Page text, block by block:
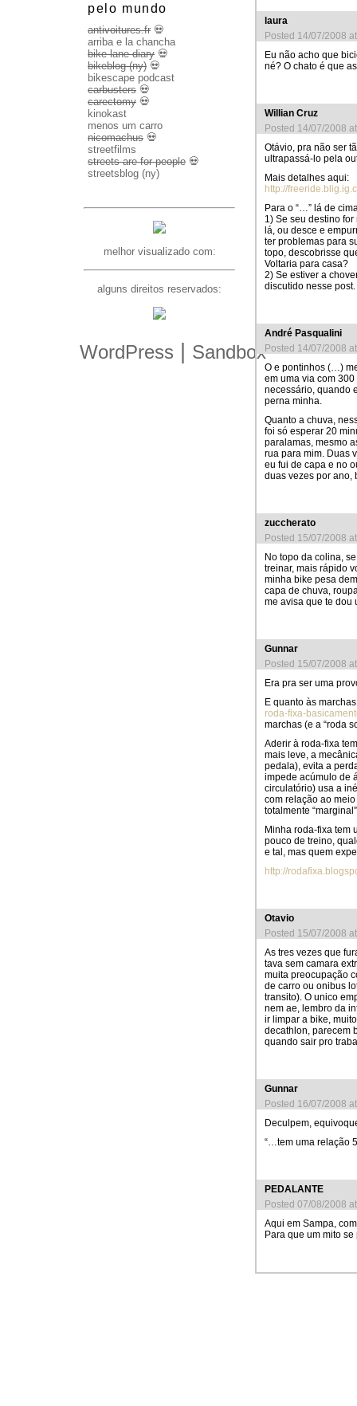
laura
Posted 14/07/2008
Eu não acho que
né? O chato é que
Willian Cruz
Posted 14/07/2008
Otávio, pra não ser
ultrapassá-lo pela
Mais detalhes aqui:
http://
Para o “…” lá de
1) Se seu destino
lá, ou desce e
ter problemas para
topo, descobrisse
Voltaria para casa?
2) Se estiver a
discutido nesse post.
André Pasqualini
Posted 14/07/2008
O e pontinhos (…)
em uma via com
necessário, quando
perna minha.
Quanto a chuva,
foi só esperar 20
paralamas, mesmo
rua para mim. Duas
eu fui de capa e no
duas vezes por ano,
zuccherato
Posted 15/07/2008
No topo da colina,
treinar, mais rápido
minha bike pesa
capa de chuva,
me avisa que te dou
Gunnar
Posted 15/07/2008
Era pra ser uma
E quanto às
roda-fixa-
marchas (e a “roda
Aderir à roda-fixa
mais leve, a
pedala), evita a
impede acúmulo de
circulatório) usa a
com relação ao
totalmente
Minha roda-fixa tem
pouco de treino,
e tal, mas quem
http://
Otavio
Posted 15/07/2008
As tres vezes que
tava sem camara
muita preocupação
de carro ou onibus
transito). O unico
nem ae, lembro da
ir limpar a bike,
decathlon, parecem
quando sair pro
Gunnar
Posted 16/07/2008
Deculpem,
“…tem uma relação
PEDALANTE
Posted 07/08/2008
Aqui em Sampa,
Para que um mito
pelo mundo
antivoitures.fr 💀
arriba e la chancha
bike lane diary 💀
bikeblog (ny) 💀
bikescape podcast
carbusters 💀
carectomy 💀
kinokast
menos um carro
nicomachus 💀
streetfilms
streets are for people 💀
streetsblog (ny)
melhor visualizado com:
alguns direitos reservados:
WordPress Sandbox